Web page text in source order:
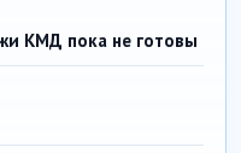
КМД пока не готовы